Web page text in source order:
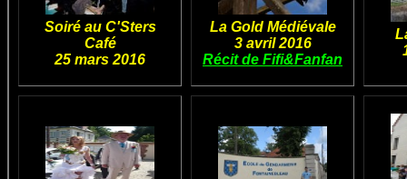
Soiré au C'Sters
Café
25 mars 2016
La Gold Médiévale
3 avril 2016
Récit de Fifi&Fanfan